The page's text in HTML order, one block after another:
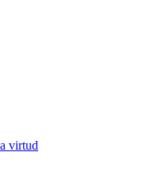
virtud